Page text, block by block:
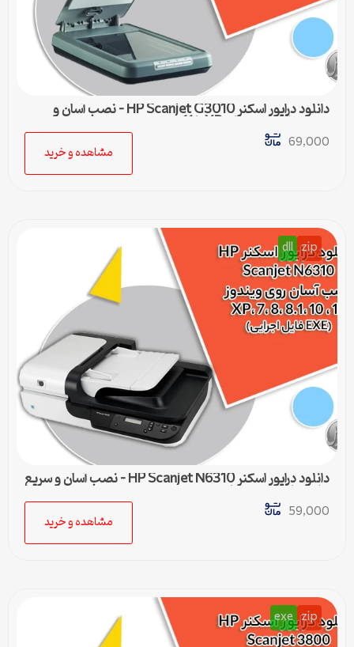
دانلود درایور اسکنر HP Scanjet G3010 – نصب آسان و
سریع برای ویندوزهای XP تا 11
69,000
مشاهده و خرید
zip
dll
دانلود درایور اسکنر HP Scanjet N6310 – نصب آسان و سریع
برای تمامی ویندوزها
59,000
مشاهده و خرید
zip
exe